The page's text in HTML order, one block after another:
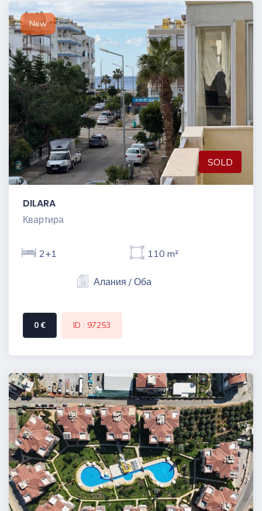
New
SOLD
DILARA
Квартира
2+1 110 m²
Алания / Оба
0 € ID : 97253